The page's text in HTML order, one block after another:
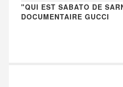
"QUI EST SABATO DE
DOCUMENTAIRE GUCCI